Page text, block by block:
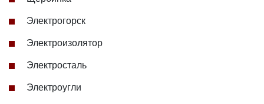
Электрогорск
Электроизолятор
Электросталь
Электроугли